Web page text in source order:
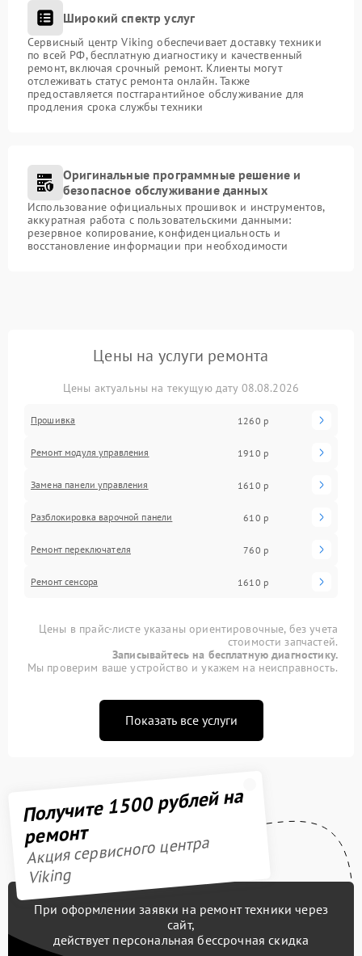
Широкий спектр услуг
Сервисный центр Viking обеспечивает доставку техники
по всей РФ, бесплатную диагностику и качественный
ремонт, включая срочный ремонт. Клиенты могут
отслеживать статус ремонта онлайн. Также
предоставляется постгарантийное обслуживание для
продления срока службы техники
Оригинальные программные решение и
безопасное обслуживание данных
Использование официальных прошивок и инструментов,
аккуратная работа с пользовательскими данными:
резервное копирование, конфиденциальность и
восстановление информации при необходимости
Цены на услуги ремонта
Цены актуальны на текущую дату 08.08.2026
Прошивка 1260 р
Ремонт модуля управления 1910 р
Замена панели управления 1610 р
Разблокировка варочной панели 610 р
Ремонт переключателя 760 р
Ремонт сенсора 1610 р
Цены в прайс-листе указаны ориентировочные, без учета
стоимости запчастей.
Записывайтесь на бесплатную диагностику.
Мы проверим ваше устройство и укажем на неисправность.
Показать все услуги
Получите 1500 рублей на
ремонт
Акция сервисного центра
Viking
При оформлении заявки на ремонт техники через
сайт,
действует персональная бессрочная скидка